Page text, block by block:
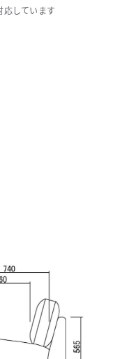
応しています